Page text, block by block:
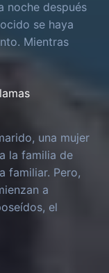
noche después
se haya
Mientras
una mujer
la familia de
familiar. Pero,
a
el